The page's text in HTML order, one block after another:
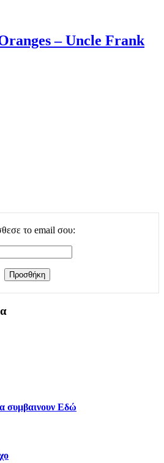
– Uncle Frank
το email σου:
συμβαινουν Εδώ